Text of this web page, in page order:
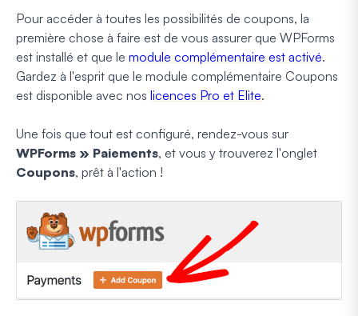
Pour accéder à toutes les possibilités de coupons, la
première chose à faire est de vous assurer que WPForms
est installé et que le module complémentaire est activé.
Gardez à l'esprit que le module complémentaire Coupons
est disponible avec nos licences Pro et Elite.
Une fois que tout est configuré, rendez-vous sur
WPForms » Paiements, et vous y trouverez l'onglet
Coupons, prêt à l'action !